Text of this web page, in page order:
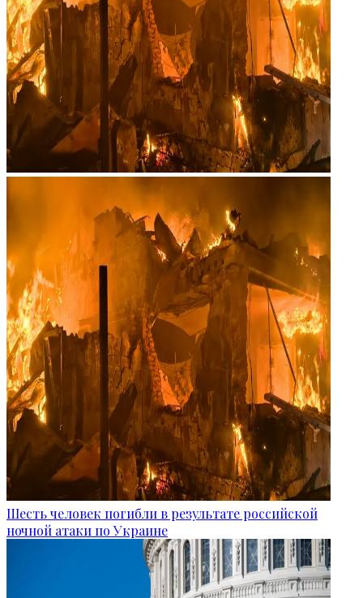
Шесть человек погибли в результате российской
ночной атаки по Украине